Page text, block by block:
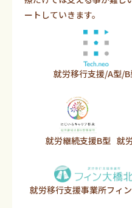
ートしていきます。
就労移行支援/A型/
就労継続支援B型 就
就労移行支援事業所フィ